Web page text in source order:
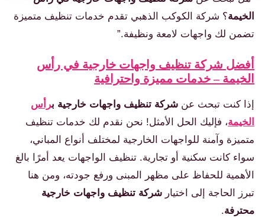
الخيمة؟ شركة الكوكب الذهبي تقدم خدمات تنظيف متميزة
تضمن لك واجهات لامعة ونظيفة.”
أفضل شركة تنظيف واجهات خارجية في رأس
الخيمة – خدمات مميزة واحترافية
إذا كنت تبحث عن شركة تنظيف واجهات خارجية برأس
الخيمة، فإليك الحل الأمثل! نحن نقدم لك خدمات تنظيف
متميزة وآمنة للواجهات الخارجية لمختلف أنواع المباني،
سواء كانت سكنية أو تجارية. تنظيف الواجهات يعد أمرًا بالغ
الأهمية للحفاظ على مظهر المبنى ورفع جودته، ومن هنا
تبرز الحاجة إلى اختيار شركة تنظيف واجهات خارجية
محترفة.